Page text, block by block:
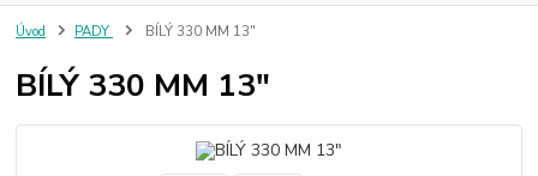
Úvod PADY BÍLÝ 330 MM 13"
BÍLÝ 330 MM 13"